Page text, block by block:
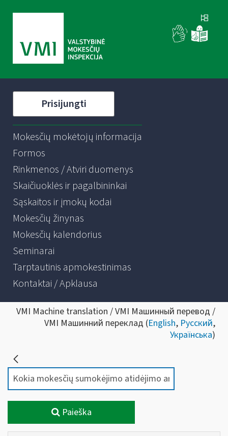
Prisijungti
Mokesčių mokėtojų informacija
Formos
Rinkmenos / Atviri duomenys
Skaičiuoklės ir pagalbininkai
Sąskaitos ir įmokų kodai
Mokesčių žinynas
Mokesčių kalendorius
Seminarai
Tarptautinis apmokestinimas
Kontaktai / Apklausa
VMI Machine translation / VMI Машинный перевод /
VMI Машинний переклад (English, Русский,
Українська)
Paieška